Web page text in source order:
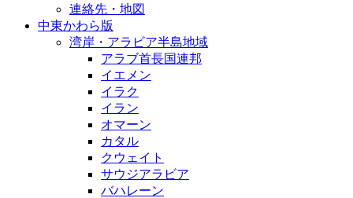
連絡先・地図
中東かわら版
湾岸・アラビア半島地域
アラブ首長国連邦
イエメン
イラク
イラン
オマーン
カタル
クウェイト
サウジアラビア
バハレーン